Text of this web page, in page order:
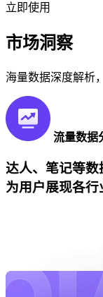
立即使用
市场洞察
海量数据深度解析
流量数据
达人、笔记等
为用户展现各行